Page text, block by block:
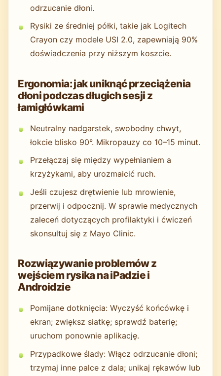
odrzucanie dłoni.
Rysiki ze średniej półki, takie jak Logitech
Crayon czy modele USI 2.0, zapewniają 90%
doświadczenia przy niższym koszcie.
Ergonomia: jak uniknąć przeciążenia
dłoni podczas długich sesji z
łamigłówkami
Neutralny nadgarstek, swobodny chwyt,
łokcie blisko 90°. Mikropauzy co 10–15 minut.
Przełączaj się między wypełnianiem a
krzyżykami, aby urozmaicić ruch.
Jeśli czujesz drętwienie lub mrowienie,
przerwij i odpocznij. W sprawie medycznych
zaleceń dotyczących profilaktyki i ćwiczeń
skonsultuj się z Mayo Clinic.
Rozwiązywanie problemów z
wejściem rysika na iPadzie i
Androidzie
Pomijane dotknięcia: Wyczyść końcówkę i
ekran; zwiększ siatkę; sprawdź baterię;
uruchom ponownie aplikację.
Przypadkowe ślady: Włącz odrzucanie dłoni;
trzymaj inne palce z dala; unikaj rękawów lub